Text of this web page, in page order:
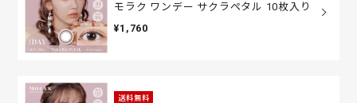
モラク ワンデー サクラペタル 10枚入り
¥1,760
送料無料